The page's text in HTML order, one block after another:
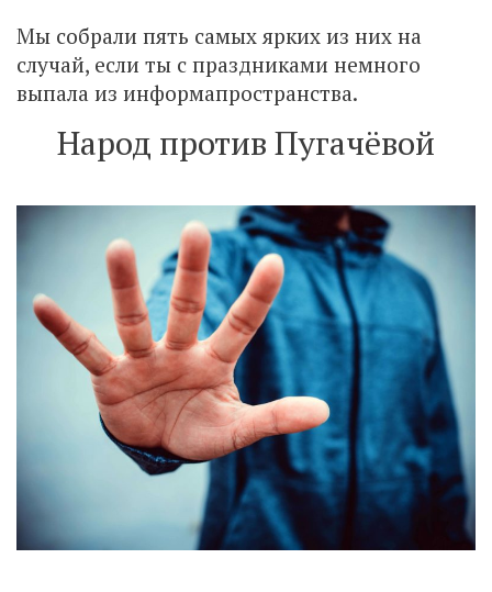
Мы собрали пять самых ярких из них на
случай, если ты с праздниками немного
выпала из информапространства.
Народ против Пугачёвой